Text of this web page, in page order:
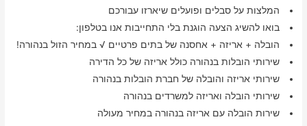
המלצות על סבלים ופועלים שיארזו עבורכם
בואו להשיג הצעה הוגנת בלי התחייבות אנו בטלפון:
הובלה + אריזה + אחסנה של בתים פרטיים √ במחיר הזול בנהורה!
שירותי הובלות בנהורה כולל אריזה של כל הדירה
שירותי אריזה והובלה של חברת הובלות בנהורה
שירותי הובלה ואריזה למשרדים בנהורה
שירות הובלה עם אריזה בנהורה במחיר מעולה